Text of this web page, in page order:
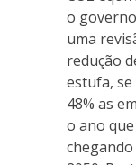
o
uma
redução
estufa,
48% as
o ano que